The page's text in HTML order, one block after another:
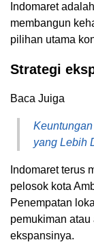
Indomaret
membangun
pilihan utama
Strategi
Baca Juiga
yang Lebih
Indomaret terus
pelosok kota
Penempatan
pemukiman
ekspansinya.